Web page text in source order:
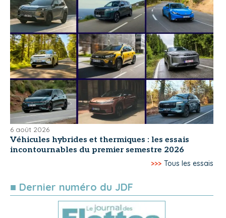
6 août 2026
Véhicules hybrides et thermiques : les essais
incontournables du premier semestre 2026
>>> Tous les essais
■ Dernier numéro du JDF